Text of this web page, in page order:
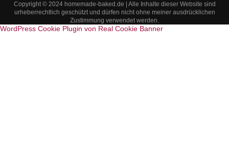
Copyright © 2024 homemade-baked.de | Alle Inhalte dieser Website sind
urheberrechtlich geschützt und dürfen nicht ohne meiner ausdrücklichen
Zustimmung verwendet werden.
WordPress Cookie Plugin von Real Cookie Banner